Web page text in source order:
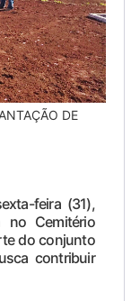
DE
feira (31),
Cemitério
do conjunto
contribuir